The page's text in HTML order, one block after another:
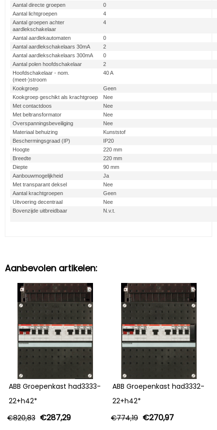
Aantal directe groepen
0
Aantal lichtgroepen
4
Aantal groepen achter
aardlekschakelaar
4
Aantal aardlekautomaten
0
Aantal aardlekschakelaars 30mA
2
Aantal aardlekschakelaars 300mA
0
Aantal polen hoofdschakelaar
2
Hoofdschakelaar - nom.
(meet-)stroom
40 A
Kookgroep
Geen
Kookgroep geschikt als krachtgroep
Nee
Met contactdoos
Nee
Met beltransformator
Nee
Overspanningsbeveiliging
Nee
Materiaal behuizing
Kunststof
Beschermingsgraad (IP)
IP20
Hoogte
220 mm
Breedte
220 mm
Diepte
90 mm
Aanbouwmogelijkheid
Ja
Met transparant deksel
Nee
Aantal krachtgroepen
Geen
Uitvoering decentraal
Nee
Bovenzijde uitbreidbaar
N.v.t.
Aanbevolen artikelen:
ABB Groepenkast had3333-
22+h42*
€820,83 €287,29
ABB Groepenkast had3332-
22+h42*
€774,19 €270,97